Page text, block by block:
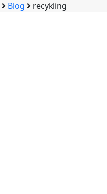
Blog recykling